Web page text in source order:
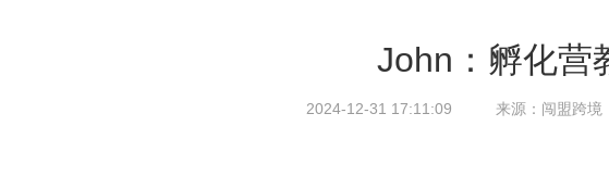
John：孵化营
2024-12-31 17:11:09 来源：闯盟跨境